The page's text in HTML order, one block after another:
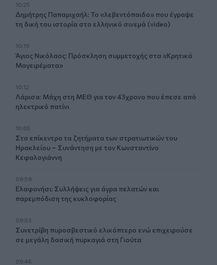
10:25
Δημήτρης Παπαμιχαήλ: Το «λεβεντόπαιδο» που έγραψε
τη δική του ιστορία στο ελληνικό σινεμά (video)
10:19
Άγιος Νικόλαος: Πρόσκληση συμμετοχής στα «Κρητικά
Μαγειρέματα»
10:12
Λάρισα: Μάχη στη ΜΕΘ για τον 43χρονο που έπεσε από
ηλεκτρικό πατίνι
10:05
Στο επίκεντρο τα ζητήματα των στρατιωτικών του
Ηρακλείου – Συνάντηση με τον Κωνσταντίνο
Κεφαλογιάννη
09:59
Ελαφονήσι: Συλλήψεις για άγρα πελατών και
παρεμπόδιση της κυκλοφορίας
09:53
Συνετρίβη πυροσβεστικό ελικόπτερο ενώ επιχειρούσε
σε μεγάλη δασική πυρκαγιά στη Γιούτα
09:46